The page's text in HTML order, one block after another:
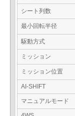
シート列数
最小回転半径
駆動方式
ミッション
ミッション位置
AI-SHIFT
マニュアルモード